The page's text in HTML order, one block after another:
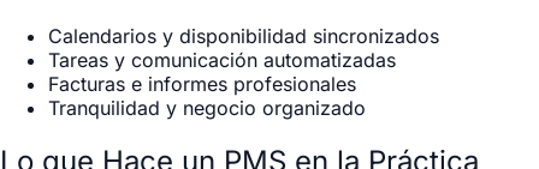
Calendarios y disponibilidad sincronizados
Tareas y comunicación automatizadas
Facturas e informes profesionales
Tranquilidad y negocio organizado
Lo que Hace un PMS en la Práctica